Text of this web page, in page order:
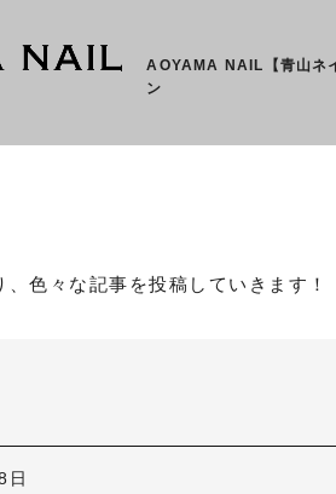
AOYAMA NAIL【青山ネ
ン
色々な記事を投稿していきます！
日